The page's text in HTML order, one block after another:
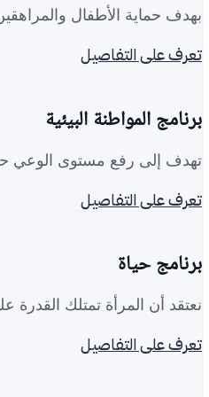
بهدف حماية الأطفال
تعرف على التفاصيل
برنامج المواطنة البيئية
تهدف إلى رفع مستوى الوعي
تعرف على التفاصيل
برنامج حياة
نعتقد أن المرأة تمتلك القدرة
تعرف على التفاصيل